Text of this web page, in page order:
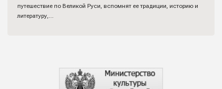
путешествие по Великой Руси, вспомнят ее традиции, историю и
литературу,…